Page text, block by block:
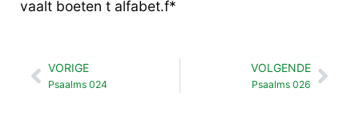
vaalt boeten t alfabet.f*
Vorige
VORIGE
Psaalms 024
VOLGENDE
Psaalms 026